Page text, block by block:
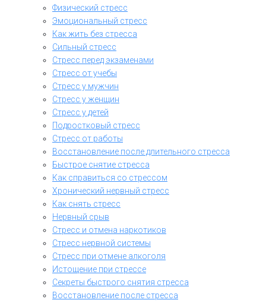
Физический стресс
Эмоциональный стресс
Как жить без стресса
Сильный стресс
Стресс перед экзаменами
Стресс от учебы
Стресс у мужчин
Стресс у женщин
Стресс у детей
Подростковый стресс
Стресс от работы
Восстановление после длительного стресса
Быстрое снятие стресса
Как справиться со стрессом
Хронический нервный стресс
Как снять стресс
Нервный срыв
Стресс и отмена наркотиков
Стресс нервной системы
Стресс при отмене алкоголя
Истощение при стрессе
Секреты быстрого снятия стресса
Восстановление после стресса